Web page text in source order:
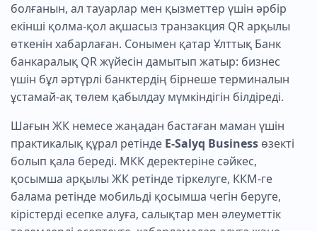
болғанын, ал тауарлар мен қызметтер үшін әрбір
екінші қолма-қол ақшасыз транзакция QR арқылы
өткенін хабарлаған. Сонымен қатар Ұлттық Банк
банкаралық QR жүйесін дамытып жатыр: бизнес
үшін бұл әртүрлі банктердің бірнеше терминалын
ұстамай-ақ төлем қабылдау мүмкіндігін білдіреді.
Шағын ЖК немесе жаңадан бастаған маман үшін
практикалық құрал ретінде E-Salyq Business өзекті
болып қала береді. МКК деректеріне сәйкес,
қосымша арқылы ЖК ретінде тіркелуге, ККМ-ге
балама ретінде мобильді қосымша чегін беруге,
кірістерді есепке алуға, салықтар мен әлеуметтік